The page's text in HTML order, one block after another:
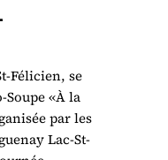
Félicien, se
«À la
par les
Lac-St-